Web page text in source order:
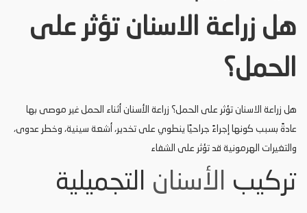
هل زراعة الاسنان تؤثر على
الحمل؟
هل زراعة الاسنان تؤثر على الحمل؟ زراعة الأسنان أثناء الحمل غير موصى بها
عادةً بسبب كونها إجراءً جراحيًا ينطوي على تخدير، أشعة سينية، وخطر عدوى،
والتغيرات الهرمونية قد تؤثر على الشفاء
تركيب الأسنان التجميلية